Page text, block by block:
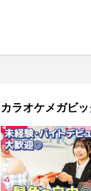
カラオケメガビ